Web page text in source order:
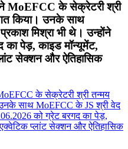
MoEFCC के सेक्रेटरी श्री
किया। उनके साथ
मिश्रा भी थे। उन्होंने
का पेड़, काइड मॉन्यूमेंट,
सेक्शन और ऐतिहासिक